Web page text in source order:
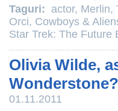
Taguri: actor, Merlin,
Orci, Cowboys &
Star Trek: The Future
Olivia Wilde,
Wonderstone?
01.11.2011